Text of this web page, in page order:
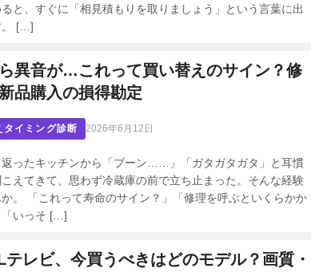
と、すぐに「相見積もりを取りましょう」という言葉に出
。 […]
異音が…これって買い替えのサイン？修
品購入の損得勘定
タイミング診断 2026年6月12日
ったキッチンから「ブーン……」「ガタガタガタ」と耳慣
えてきて、思わず冷蔵庫の前で立ち止まった。そんな経験
。 「これって寿命のサイン？」「修理を呼ぶといくらかか
「いっそ […]
テレビ、今買うべきはどのモデル？画質・